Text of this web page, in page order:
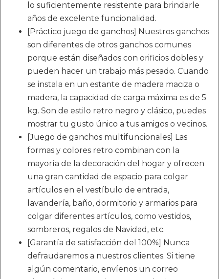
lo suficientemente resistente para brindarle
años de excelente funcionalidad.
[Práctico juego de ganchos] Nuestros ganchos
son diferentes de otros ganchos comunes
porque están diseñados con orificios dobles y
pueden hacer un trabajo más pesado. Cuando
se instala en un estante de madera maciza o
madera, la capacidad de carga máxima es de 5
kg. Son de estilo retro negro y clásico, puedes
mostrar tu gusto único a tus amigos o vecinos.
[Juego de ganchos multifuncionales] Las
formas y colores retro combinan con la
mayoría de la decoración del hogar y ofrecen
una gran cantidad de espacio para colgar
artículos en el vestíbulo de entrada,
lavandería, baño, dormitorio y armarios para
colgar diferentes artículos, como vestidos,
sombreros, regalos de Navidad, etc.
[Garantía de satisfacción del 100%] Nunca
defraudaremos a nuestros clientes. Si tiene
algún comentario, envíenos un correo